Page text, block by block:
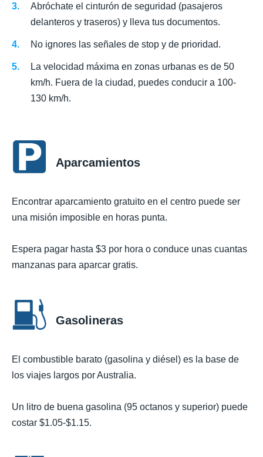
Abróchate el cinturón de seguridad (pasajeros
delanteros y traseros) y lleva tus documentos.
No ignores las señales de stop y de prioridad.
La velocidad máxima en zonas urbanas es de 50
km/h. Fuera de la ciudad, puedes conducir a 100-
130 km/h.
Aparcamientos
Encontrar aparcamiento gratuito en el centro puede ser
una misión imposible en horas punta.
Espera pagar hasta $3 por hora o conduce unas cuantas
manzanas para aparcar gratis.
Gasolineras
El combustible barato (gasolina y diésel) es la base de
los viajes largos por Australia.
Un litro de buena gasolina (95 octanos y superior) puede
costar $1.05-$1.15.